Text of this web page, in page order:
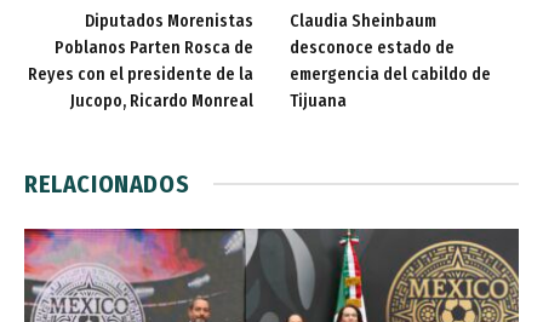
Diputados Morenistas
Poblanos Parten Rosca de
Reyes con el presidente de la
Jucopo, Ricardo Monreal
Claudia Sheinbaum
desconoce estado de
emergencia del cabildo de
Tijuana
RELACIONADOS